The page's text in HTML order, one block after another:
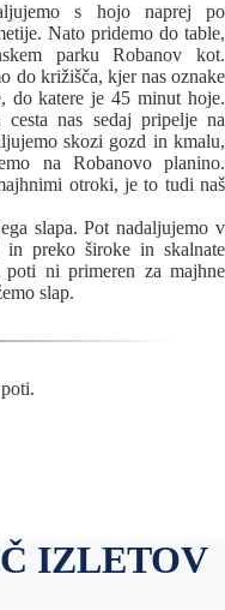
s hojo naprej po
Nato pridemo do table,
parku Robanov kot.
do križišča, kjer nas oznake
do katere je 45 minut hoje.
cesta nas sedaj pripelje na
skozi gozd in kmalu,
na Robanovo planino.
otroki, je to tudi naš
slapa. Pot nadaljujemo v
preko široke in skalnate
poti ni primeren za majhne
slap.
IZLETOV